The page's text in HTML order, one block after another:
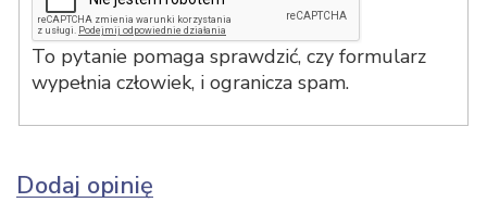
To pytanie pomaga sprawdzić, czy formularz
wypełnia człowiek, i ogranicza spam.
Dodaj opinię